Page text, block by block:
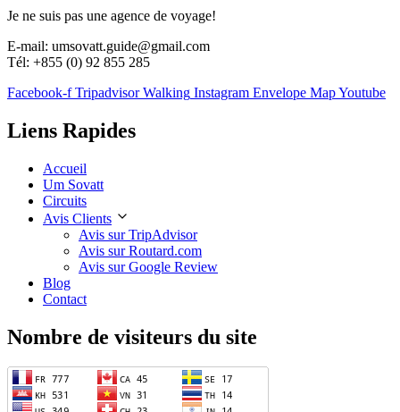
Je ne suis pas une agence de voyage!
E-mail: umsovatt.guide@gmail.com
Tél: +855 (0) 92 855 285
Facebook-f Tripadvisor Walking Instagram Envelope MapYoutube
Liens Rapides
Accueil
Um Sovatt
Circuits
Avis Clients
Avis sur TripAdvisor
Avis sur Routard.com
Avis sur Google Review
Blog
Contact
Nombre de visiteurs du site